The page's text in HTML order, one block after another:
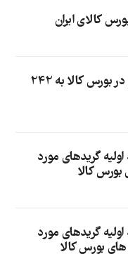
کالای ایران
ارزش معامله محصولات پتروشیمی در بورس کالا به 242
گریدهای مورد
کالا
گریدهای مورد
بورس کالا